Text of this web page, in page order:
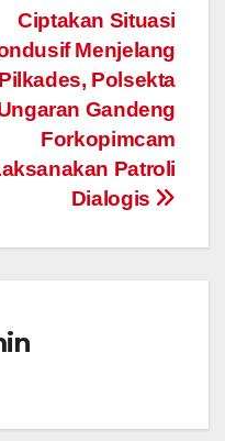
Ciptakan Situasi
Menjelang
Pilkades, Polsekta
Gandeng
Forkopimcam
Patroli
Dialogis